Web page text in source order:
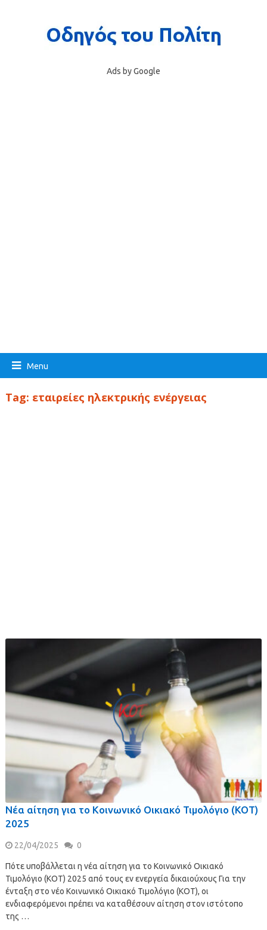
Ads by Google
Menu
Tag: εταιρείες ηλεκτρικής ενέργειας
Νέα αίτηση για το Κοινωνικό Οικιακό Τιμολόγιο (ΚΟΤ)
2025
22/04/2025 0
Πότε υποβάλλεται η νέα αίτηση για το Κοινωνικό Οικιακό
Τιμολόγιο (ΚΟΤ) 2025 από τους εν ενεργεία δικαιούχους Για την
ένταξη στο νέο Κοινωνικό Οικιακό Τιμολόγιο (ΚΟΤ), οι
ενδιαφερόμενοι πρέπει να καταθέσουν αίτηση στον ιστότοπο
της …